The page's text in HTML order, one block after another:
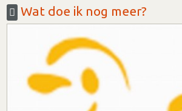
Wat doe ik nog meer?